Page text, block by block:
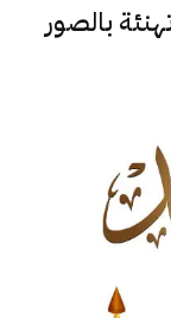
بالصور